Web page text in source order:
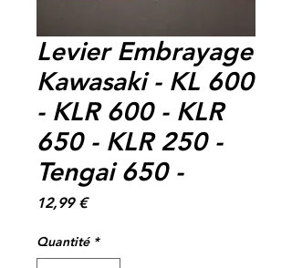
Levier Embrayage
Kawasaki - KL 600
- KLR 600 - KLR
650 - KLR 250 -
Tengai 650 -
12,99 €Prix
Quantité *